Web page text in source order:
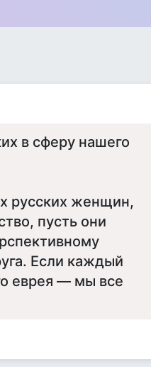
в сферу нашего
русских женщин,
пусть они
Если каждый
еврея — мы все